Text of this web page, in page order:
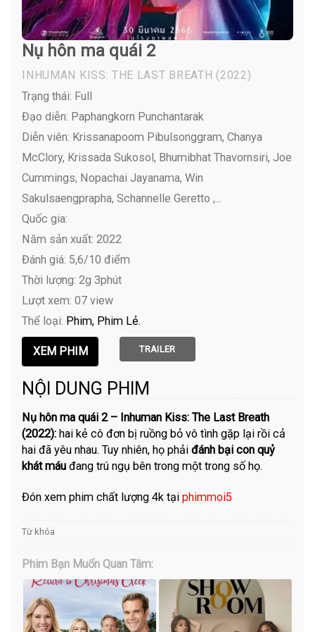
Nụ hôn ma quái 2
INHUMAN KISS: THE LAST BREATH (2022)
Trạng thái: Full
Đạo diễn: Paphangkorn Punchantarak
Diễn viên: Krissanapoom Pibulsonggram, Chanya
McClory, Krissada Sukosol, Bhumibhat Thavornsiri, Joe
Cummings, Nopachai Jayanama, Win
Sakulsaengprapha, Schannelle Geretto ,...
Quốc gia:
Năm sản xuất: 2022
Đánh giá: 5,6/10 điểm
Thời lượng: 2g 3phút
Lượt xem: 07 view
Thể loại: Phim Phim Lẻ
TRAILER
NỘI DUNG PHIM
Nụ hôn ma quái 2 – Inhuman Kiss: The Last Breath
(2022): hai kẻ cô đơn bị ruồng bỏ vô tình gặp lại rồi cả
hai đã yêu nhau. Tuy nhiên, họ phảiđánh bại con quỷ
khát máu đang trú ngụ bên trong một trong số họ.
Đón xem phim chất lượng 4k tạiphimmoi5
Từ khóa
Phim Bạn Muốn Quan Tâm: